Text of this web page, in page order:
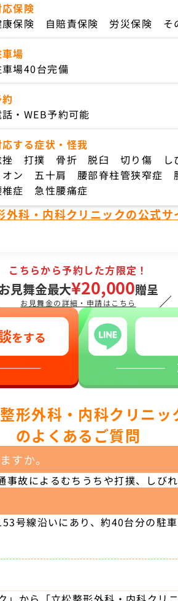
保険
康保険 自賠責保険 労災保険 そ
場
車場40台完備
話・WEB予約可能
する症状・怪我
挫 打撲 骨折 脱臼 切り傷 し
オン 五十肩 腰部脊柱管狭窄症
椎症 急性腰痛症
外科・内科クリニックの公式サ
こちらから予約した方限定！
見舞金最大¥20,000贈呈
お見舞金の詳細・申請はこちら ／
形外科・内科クリニッ
のよくあるご質問
すか。
故によるむちうちや打撲、しび
号線沿いにあり、約40台分の駐